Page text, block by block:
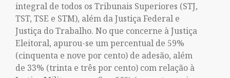
integral de todos os Tribunais Superiores (STJ,
TST, TSE e STM), além da Justiça Federal e
Justiça do Trabalho. No que concerne à Justiça
Eleitoral, apurou-se um percentual de 59%
(cinquenta e nove por cento) de adesão, além
de 33% (trinta e três por cento) com relação à